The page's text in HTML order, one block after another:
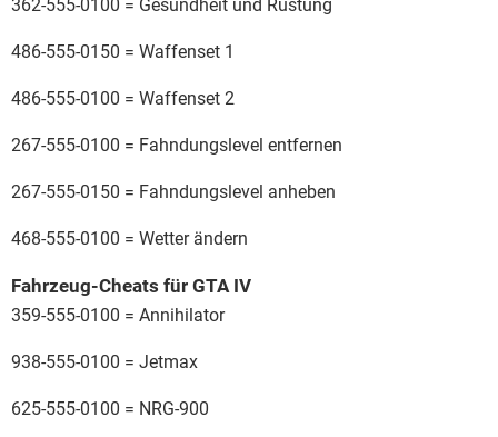
362-555-0100 = Gesundheit und Rüstung
486-555-0150 = Waffenset 1
486-555-0100 = Waffenset 2
267-555-0100 = Fahndungslevel entfernen
267-555-0150 = Fahndungslevel anheben
468-555-0100 = Wetter ändern
Fahrzeug-Cheats für GTA IV
359-555-0100 = Annihilator
938-555-0100 = Jetmax
625-555-0100 = NRG-900